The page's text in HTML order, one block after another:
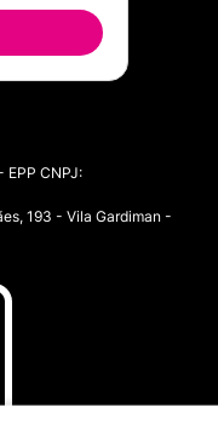
EPP CNPJ:
193 - Vila Gardiman -